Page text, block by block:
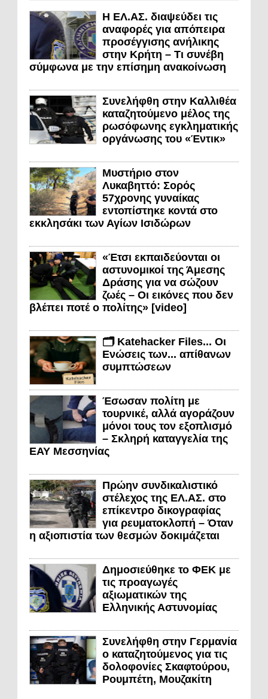
Η ΕΛ.ΑΣ. διαψεύδει τις
αναφορές για απόπειρα
προσέγγισης ανήλικης
στην Κρήτη – Τι συνέβη
σύμφωνα με την επίσημη ανακοίνωση
Συνελήφθη στην Καλλιθέα
καταζητούμενο μέλος της
ρωσόφωνης εγκληματικής
οργάνωσης του «Έντικ»
Μυστήριο στον
Λυκαβηττό: Σορός
57χρονης γυναίκας
εντοπίστηκε κοντά στο
εκκλησάκι των Αγίων Ισιδώρων
«Έτσι εκπαιδεύονται οι
αστυνομικοί της Άμεσης
Δράσης για να σώζουν
ζωές – Οι εικόνες που δεν
βλέπει ποτέ ο πολίτης» [video]
🗂️ Katehacker Files... Οι
Ενώσεις των... απίθανων
συμπτώσεων
Έσωσαν πολίτη με
τουρνικέ, αλλά αγοράζουν
μόνοι τους τον εξοπλισμό
– Σκληρή καταγγελία της
ΕΑΥ Μεσσηνίας
Πρώην συνδικαλιστικό
στέλεχος της ΕΛ.ΑΣ. στο
επίκεντρο δικογραφίας
για ρευματοκλοπή – Όταν
η αξιοπιστία των θεσμών δοκιμάζεται
Δημοσιεύθηκε το ΦΕΚ με
τις προαγωγές
αξιωματικών της
Ελληνικής Αστυνομίας
Συνελήφθη στην Γερμανία
ο καταζητούμενος για τις
δολοφονίες Σκαφτούρου,
Ρουμπέτη, Μουζακίτη